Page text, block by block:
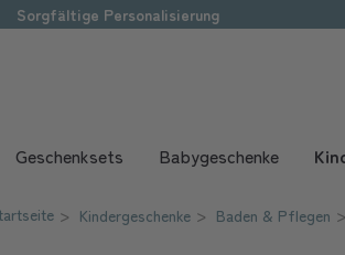
Sorgfältige Personalisierung
Geschenksets Babygeschenke
Kindergeschenke Baden & Pflegen